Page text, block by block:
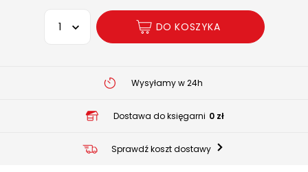
Wybierz opcję
DO KOSZYKA
Wysyłamy w 24h
Dostawa do księgarni 0 zł
Sprawdź koszt dostawy